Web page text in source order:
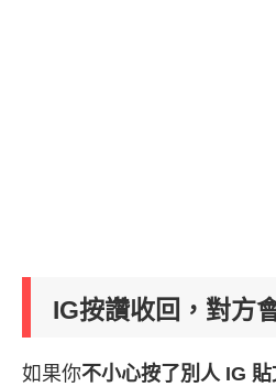
IG按讚收回，對方
如果你不小心按了別人 IG